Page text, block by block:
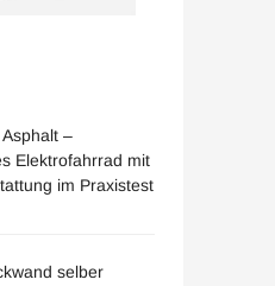
–
Elektrofahrrad mit
im Praxistest
selber